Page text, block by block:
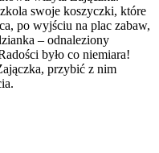
swoje koszyczki, które
po wyjściu na plac zabaw,
– odnaleziony
było co niemiara!
przybić z nim